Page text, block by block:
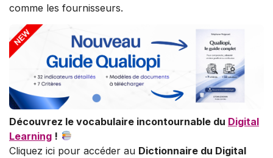
comme les fournisseurs.
Découvrez le vocabulaire incontournable du Digital
Learning !
Cliquez ici pour accéder au Dictionnaire du Digital